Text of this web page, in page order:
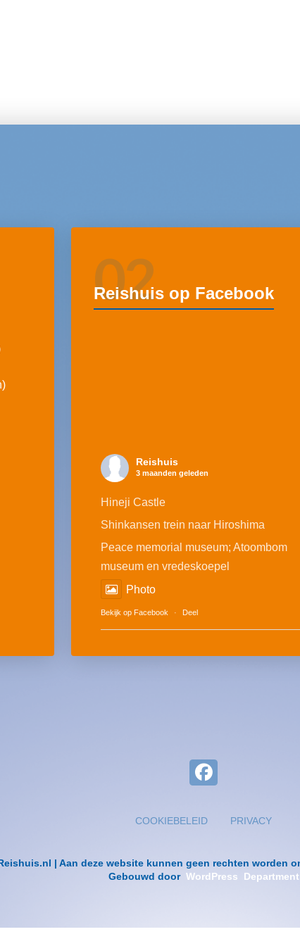
02
Reishuis op Facebook
Reishuis
3 maanden geleden
Hineji Castle
Shinkansen trein naar Hiroshima
Peace memorial museum; Atoombom
museum en vredeskoepel
Photo
Bekijk op Facebook · Deel
COOKIEBELEID PRIVACY
| Aan deze website kunnen geen rechten worden
Gebouwd door WordPress Department